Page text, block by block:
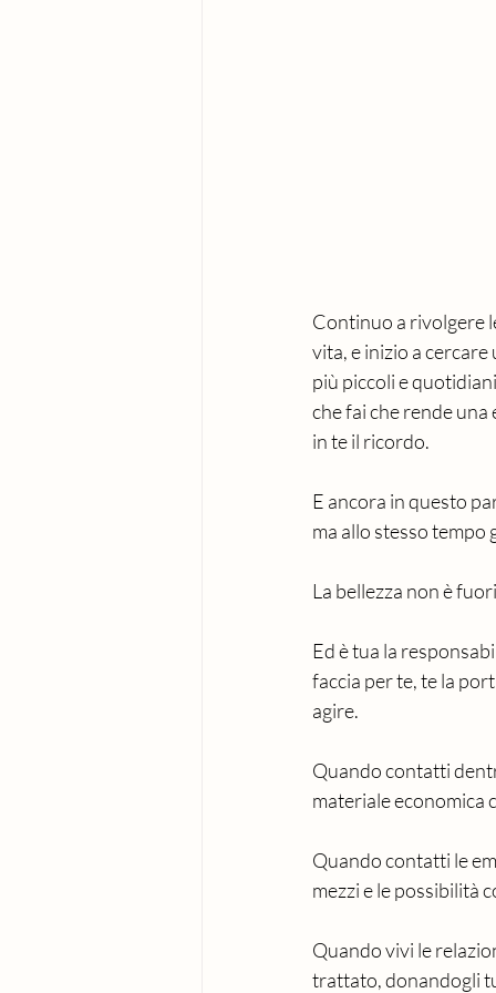
Continuo a rivolgere
vita, e inizio a
più piccoli e
che fai che rende una
in te il ricordo.
E ancora in questo
ma allo stesso
La bellezza non è
Ed è tua la
faccia per te, te la
agire.
Quando contatti
materiale economica
Quando contatti le
mezzi e le possibilità
Quando vivi le
trattato, donandogli